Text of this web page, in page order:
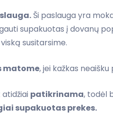
Ši paslauga yra
supakuotas į dovanų
viską susitarsime.
matome, jei kažkas
patikrinama, todėl
supakuotas prekes.